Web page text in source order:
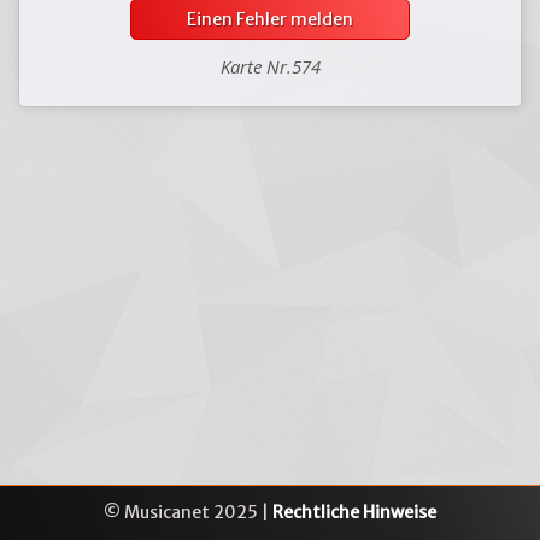
Einen Fehler melden
Karte Nr.574
© Musicanet 2025 | Rechtliche Hinweise